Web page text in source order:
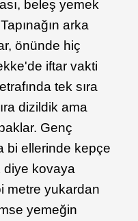
beleş yemek
arka
önünde hiç
iftar vakti
tek sıra
dizildik ama
Genç
bi ellerinde kepçe
diye kovaya
metre yukardan
yemeğin